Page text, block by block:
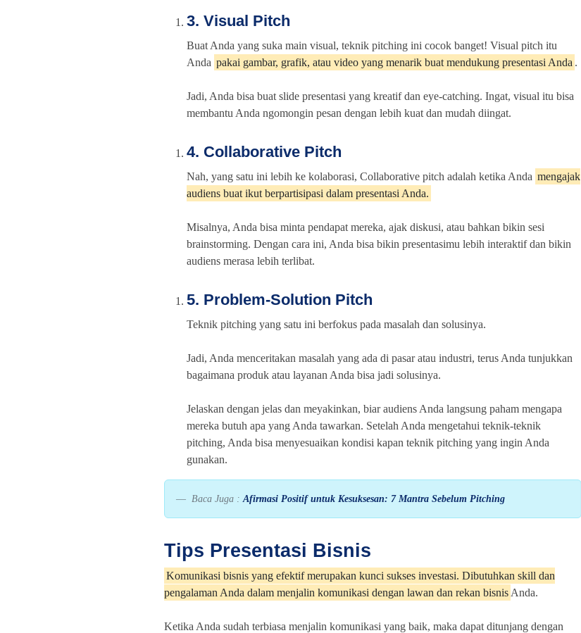
3. Visual Pitch
Buat Anda yang suka main visual, teknik pitching ini cocok banget! Visual pitch itu
Anda pakai gambar, grafik, atau video yang menarik buat mendukung presentasi Anda .
Jadi, Anda bisa buat slide presentasi yang kreatif dan eye-catching. Ingat, visual itu bisa
membantu Anda ngomongin pesan dengan lebih kuat dan mudah diingat.
4. Collaborative Pitch
Nah, yang satu ini lebih ke kolaborasi, Collaborative pitch adalah ketika Anda mengajak
audiens buat ikut berpartisipasi dalam presentasi Anda.
Misalnya, Anda bisa minta pendapat mereka, ajak diskusi, atau bahkan bikin sesi
brainstorming. Dengan cara ini, Anda bisa bikin presentasimu lebih interaktif dan bikin
audiens merasa lebih terlibat.
5. Problem-Solution Pitch
Teknik pitching yang satu ini berfokus pada masalah dan solusinya.
Jadi, Anda menceritakan masalah yang ada di pasar atau industri, terus Anda tunjukkan
bagaimana produk atau layanan Anda bisa jadi solusinya.
Jelaskan dengan jelas dan meyakinkan, biar audiens Anda langsung paham mengapa
mereka butuh apa yang Anda tawarkan. Setelah Anda mengetahui teknik-teknik
pitching, Anda bisa menyesuaikan kondisi kapan teknik pitching yang ingin Anda
gunakan.
Baca Juga : Afirmasi Positif untuk Kesuksesan: 7 Mantra Sebelum Pitching
Tips Presentasi Bisnis
Komunikasi bisnis yang efektif merupakan kunci sukses investasi. Dibutuhkan skill dan
pengalaman Anda dalam menjalin komunikasi dengan lawan dan rekan bisnis Anda.
Ketika Anda sudah terbiasa menjalin komunikasi yang baik, maka dapat ditunjang dengan